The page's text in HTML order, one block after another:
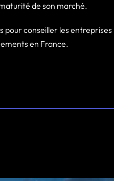
de son marché.
pour conseiller les entreprises
en France.